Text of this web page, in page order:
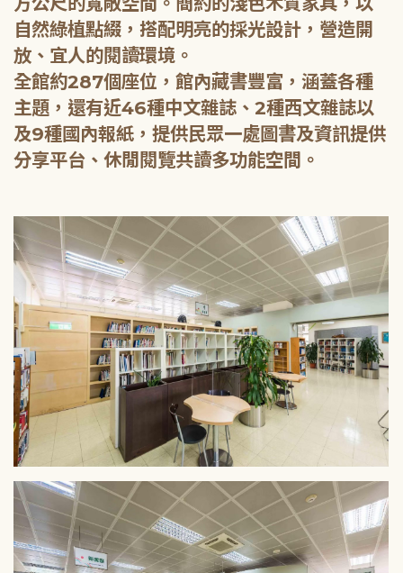
自然綠植點綴，搭配明亮的採光設計，營造開
放、宜人的閱讀環境。
全館約287個座位，館內藏書豐富，涵蓋各種
主題，還有近46種中文雜誌、2種西文雜誌以
及9種國內報紙，提供民眾一處圖書及資訊提供